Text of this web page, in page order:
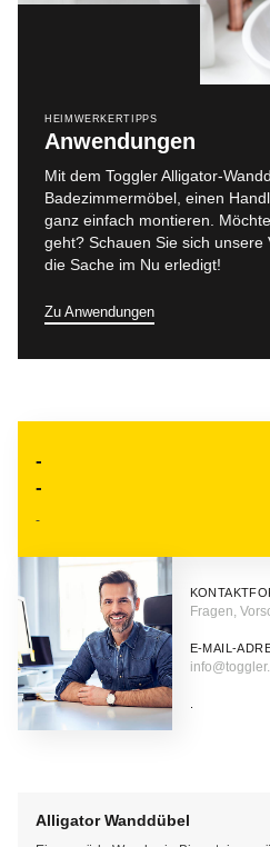
HEIMWERKERTIPPS
Anwendungen
Mit dem Toggler Alligator-
Badezimmermöbel, einen
ganz einfach montieren.
geht? Schauen Sie sich
die Sache im Nu erledigt!
Zu Anwendungen
-
-
-
Fragen,
E-MAIL-
Alligator Wanddübel